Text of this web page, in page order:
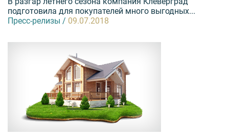
подготовила для покупателей много выгодных...
Пресс-релизы / 09.07.2018